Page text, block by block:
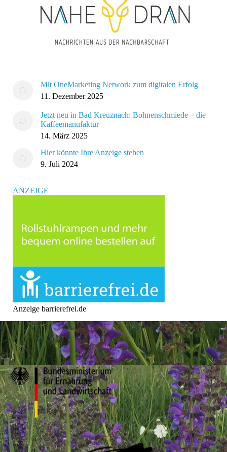
Mit OneMarketing Network zum digitalen Erfolg
11. Dezember 2025
Jetzt neu in Bad Kreuznach: Bohnenschmiede – die
Kaffeemanufaktur
14. März 2025
Hier könnte Ihre Anzeige stehen
9. Juli 2024
ANZEIGE
Anzeige barrierefrei.de